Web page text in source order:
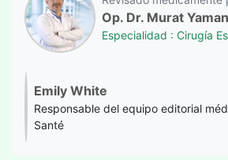
Op. Dr. Murat Yaman
Especialidad : Cirugía
Emily White
Responsable del equipo editorial
Santé